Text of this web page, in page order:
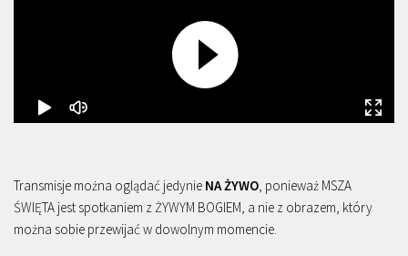
Transmisje można oglądać jedynie NA ŻYWO , ponieważ MSZA
ŚWIĘTA jest spotkaniem z ŻYWYM BOGIEM, a nie z obrazem, który
można sobie przewijać w dowolnym momencie.